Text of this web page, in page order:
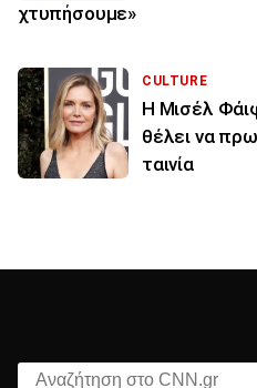
χτυπήσουμε»
CULTURE
Η Μισέλ
θέλει να
ταινία
Αναζήτηση στο CNN.gr